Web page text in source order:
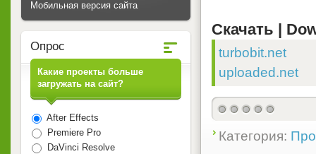
Скачать |
turbobit.net
uploaded.net
Категория:
Мобильная версия сайта
Опрос
Какие проекты больше
загружать на сайт?
After Effects
Premiere Pro
DaVinci Resolve